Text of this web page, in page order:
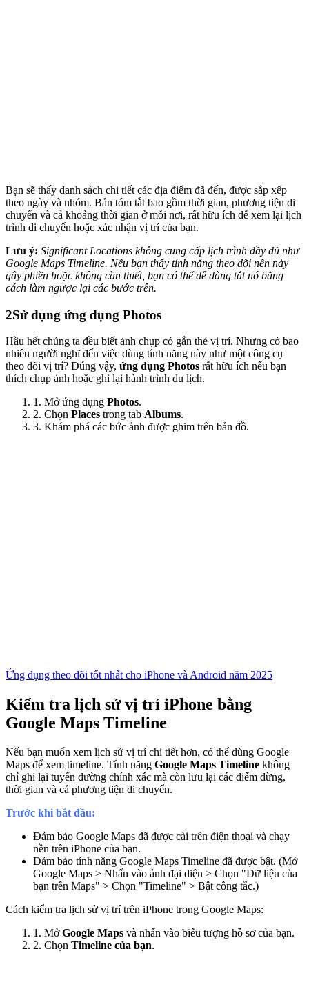
Bạn sẽ thấy danh sách chi tiết các địa điểm đã đến, được sắp xếp
theo ngày và nhóm. Bản tóm tắt bao gồm thời gian, phương tiện di
chuyển và cả khoảng thời gian ở mỗi nơi, rất hữu ích để xem lại lịch
trình di chuyển hoặc xác nhận vị trí của bạn.
Lưu ý: Significant Locations không cung cấp lịch trình đầy đủ như
Google Maps Timeline. Nếu bạn thấy tính năng theo dõi nền này
gây phiền hoặc không cần thiết, bạn có thể dễ dàng tắt nó bằng
cách làm ngược lại các bước trên.
2Sử dụng ứng dụng Photos
Hầu hết chúng ta đều biết ảnh chụp có gắn thẻ vị trí. Nhưng có bao
nhiêu người nghĩ đến việc dùng tính năng này như một công cụ
theo dõi vị trí? Đúng vậy, ứng dụng Photos rất hữu ích nếu bạn
thích chụp ảnh hoặc ghi lại hành trình du lịch.
1. Mở ứng dụng Photos.
2. Chọn Places trong tab Albums.
3. Khám phá các bức ảnh được ghim trên bản đồ.
Ứng dụng theo dõi tốt nhất cho iPhone và Android năm 2025
Kiểm tra lịch sử vị trí iPhone bằng
Google Maps Timeline
Nếu bạn muốn xem lịch sử vị trí chi tiết hơn, có thể dùng Google
Maps để xem timeline. Tính năng Google Maps Timeline không
chỉ ghi lại tuyến đường chính xác mà còn lưu lại các điểm dừng,
thời gian và cả phương tiện di chuyển.
Trước khi bắt đầu:
Đảm bảo Google Maps đã được cài trên điện thoại và chạy
nền trên iPhone của bạn.
Đảm bảo tính năng Google Maps Timeline đã được bật. (Mở
Google Maps > Nhấn vào ảnh đại diện > Chọn "Dữ liệu của
bạn trên Maps" > Chọn "Timeline" > Bật công tắc.)
Cách kiểm tra lịch sử vị trí trên iPhone trong Google Maps:
1. MởGoogle Maps và nhấn vào biểu tượng hồ sơ của bạn.
2. Chọn Timeline của bạn.